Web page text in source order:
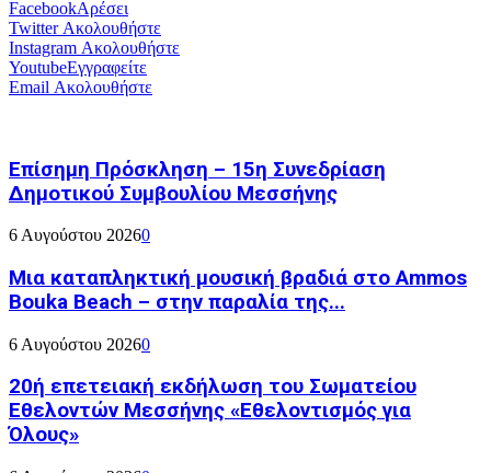
FacebookΑρέσει
TwitterΑκολουθήστε
Instagram Ακολουθήστε
YoutubeΕγγραφείτε
Email Ακολουθήστε
Επίσημη Πρόσκληση – 15η Συνεδρίαση
Δημοτικού Συμβουλίου Μεσσήνης
6 Αυγούστου 20260
Μια καταπληκτική μουσική βραδιά στο Ammos
Bouka Beach – στην παραλία της...
6 Αυγούστου 20260
20ή επετειακή εκδήλωση του Σωματείου
Εθελοντών Μεσσήνης «Εθελοντισμός για
Όλους»